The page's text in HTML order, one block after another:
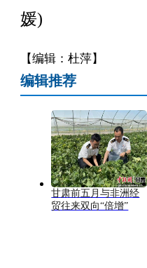
媛)
【编辑：杜萍】
编辑推荐
甘肃前五月与非洲经
贸往来双向“倍增”